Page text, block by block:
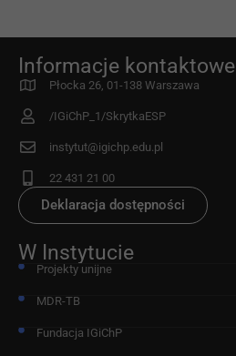
Informacje kontaktowe
Płocka 26, 01-138 Warszawa
/IGiChP_1/SkrytkaESP
instytut@igichp.edu.pl
22 431 21 00
Deklaracja dostępności
W Instytucie
Projekty unijne
MDR-TB
Fundacja IGiChP